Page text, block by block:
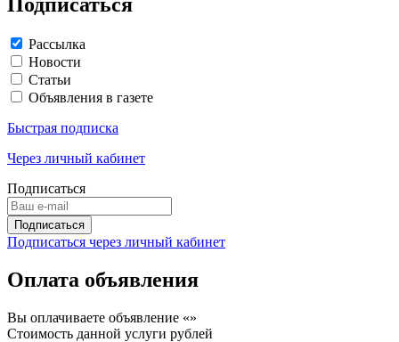
Рассылка
Новости
Статьи
Объявления в газете
Быстрая подписка
Через личный кабинет
Подписаться
Подписаться через личный кабинет
Оплата объявления
Вы оплачиваете объявление «»
Стоимость данной услуги рублей